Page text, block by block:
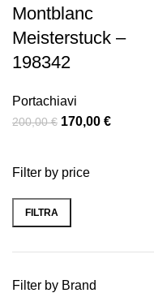
Filter by price
FILTRA
Filter by Brand
Montblanc
Meisterstuck –
198342
Portachiavi
200,00€ 170,00 €